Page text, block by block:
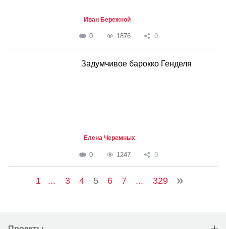
Иван Бережной
0 1876 0
Задумчивое барокко Генделя
Елена Черемных
0 1247 0
1 ... 3 4 5 6 7 ... 329